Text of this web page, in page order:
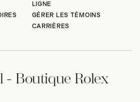
LIGNE
GÉRER LES TÉMOINS
CARRIÈRES
- Boutique Rolex